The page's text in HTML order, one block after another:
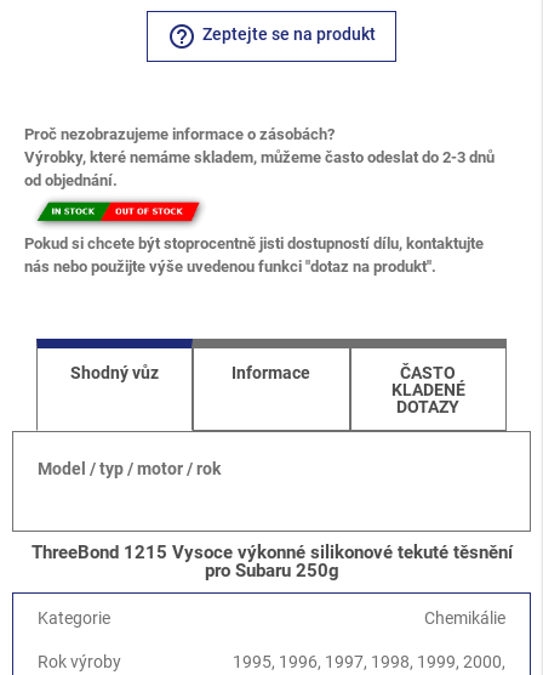
help_outline Zeptejte se na produkt
Proč nezobrazujeme informace o zásobách?
Výrobky, které nemáme skladem, můžeme často odeslat do 2-3 dnů
od objednání.
Pokud si chcete být stoprocentně jisti dostupností dílu, kontaktujte
nás nebo použijte výše uvedenou funkci "dotaz na produkt".
Shodný vůz Informace
ČASTO
KLADENÉ
DOTAZY
Model / typ / motor / rok
ThreeBond 1215 Vysoce výkonné silikonové tekuté těsnění
pro Subaru 250g
Kategorie Chemikálie
Rok výroby
1995, 1996, 1997, 1998, 1999, 2000,